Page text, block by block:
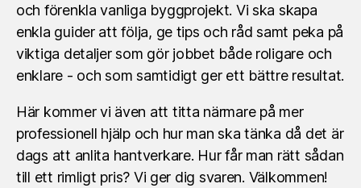
och förenkla vanliga byggprojekt. Vi ska skapa
enkla guider att följa, ge tips och råd samt peka på
viktiga detaljer som gör jobbet både roligare och
enklare - och som samtidigt ger ett bättre resultat.
Här kommer vi även att titta närmare på mer
professionell hjälp och hur man ska tänka då det är
dags att anlita hantverkare. Hur får man rätt sådan
till ett rimligt pris? Vi ger dig svaren. Välkommen!